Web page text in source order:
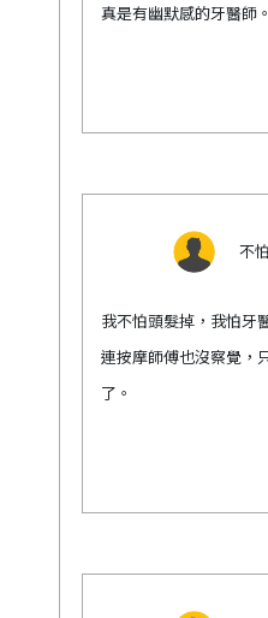
真是有幽默感的牙醫師
不怕
我不怕頭髮掉，我怕牙
連按摩師傅也沒察覺，
了。